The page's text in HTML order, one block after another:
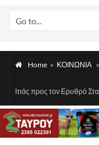
Go to...
Home » ΚΟΙΝΩΝΙΑ »
Ιτιάς προς τον Ερυθρό